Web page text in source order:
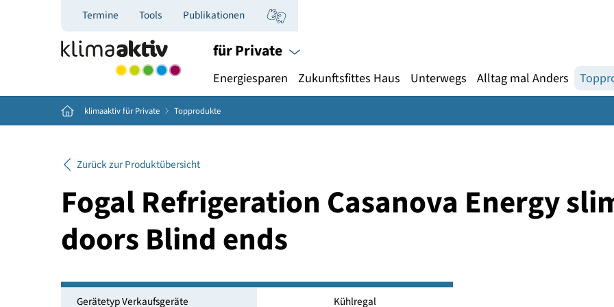
Termine Tools Publikationen
für Private
Energiesparen Zukunftsfittes Haus Unterwegs Alltag mal
Home klimaaktiv für Private Topprodukte
Fogal Refrigeration Casanova
doors Blind ends